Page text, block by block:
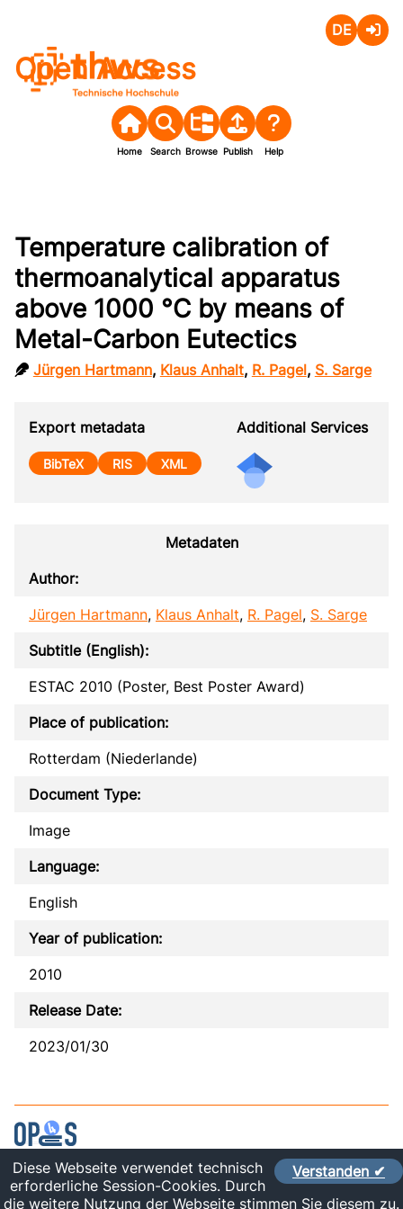
Open Access
Home Search Browse Publish Help
Temperature calibration of
thermoanalytical apparatus
above 1000 °C by means of
Metal-Carbon Eutectics
Jürgen Hartmann, Klaus Anhalt, R. Pagel, S. Sarge
Export metadata
BibTeX RIS XML
Additional Services
Metadaten
Author:
Jürgen Hartmann, Klaus Anhalt, R. Pagel, S. Sarge
Subtitle (English):
ESTAC 2010 (Poster, Best Poster Award)
Place of publication:
Rotterdam (Niederlande)
Document Type:
Image
Language:
English
Year of publication:
2010
Release Date:
2023/01/30
Contact
Imprint
Verstanden ✔
Diese Webseite verwendet technisch
erforderliche Session-Cookies. Durch
die weitere Nutzung der Webseite stimmen Sie diesem zu.